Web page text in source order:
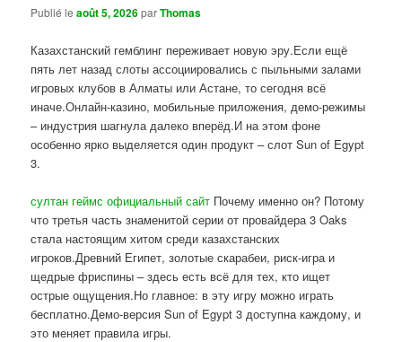
Publié leaoût 5, 2026parThomas
Казахстанский гемблинг переживает новую эру.Если ещё
пять лет назад слоты ассоциировались с пыльными залами
игровых клубов в Алматы или Астане, то сегодня всё
иначе.Онлайн-казино, мобильные приложения, демо-режимы
– индустрия шагнула далеко вперёд.И на этом фоне
особенно ярко выделяется один продукт – слот Sun of Egypt
3.
султан геймс официальный сайт Почему именно он? Потому
что третья часть знаменитой серии от провайдера 3 Oaks
стала настоящим хитом среди казахстанских
игроков.Древний Египет, золотые скарабеи, риск-игра и
щедрые фриспины – здесь есть всё для тех, кто ищет
острые ощущения.Но главное: в эту игру можно играть
бесплатно.Демо-версия Sun of Egypt 3 доступна каждому, и
это меняет правила игры.